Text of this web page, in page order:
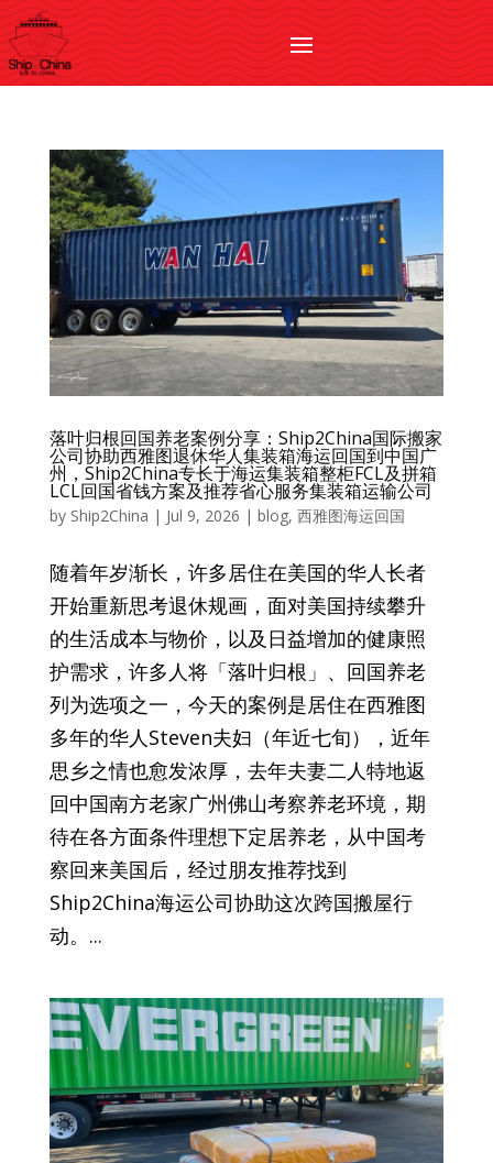
落叶归根回国养老案例分享：Ship2China国际搬家
公司协助西雅图退休华人集装箱海运回国到中国广
州，Ship2China专长于海运集装箱整柜FCL及拼箱
LCL回国省钱方案及推荐省心服务集装箱运输公司
by Ship2China | Jul 9, 2026 | blog, 西雅图海运回国
随着年岁渐长，许多居住在美国的华人长者
开始重新思考退休规画，面对美国持续攀升
的生活成本与物价，以及日益增加的健康照
护需求，许多人将「落叶归根」、回国养老
列为选项之一，今天的案例是居住在西雅图
多年的华人Steven夫妇（年近七旬），近年
思乡之情也愈发浓厚，去年夫妻二人特地返
回中国南方老家广州佛山考察养老环境，期
待在各方面条件理想下定居养老，从中国考
察回来美国后，经过朋友推荐找到
Ship2China海运公司协助这次跨国搬屋行
动。...